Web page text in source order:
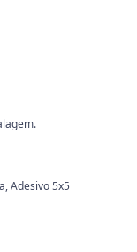
Adesivo 5x5